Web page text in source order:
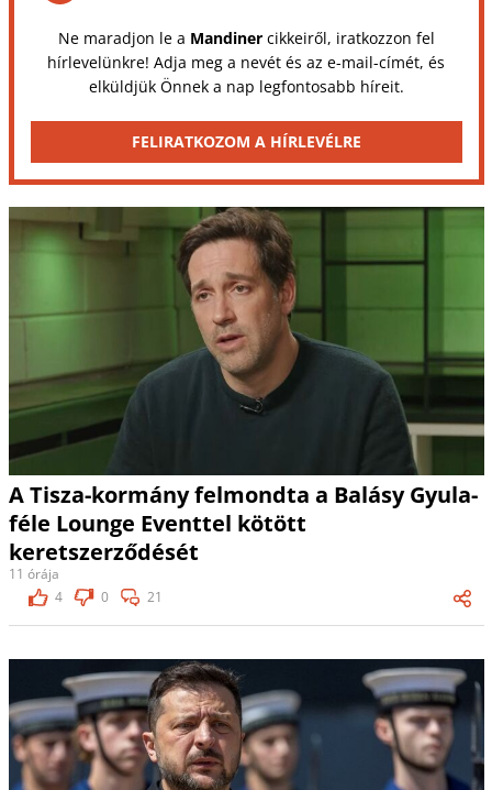
Ne maradjon le a Mandinercikkeiről, iratkozzon fel
hírlevelünkre! Adja meg a nevét és az e-mail-címét, és
elküldjük Önnek a nap legfontosabb híreit.
FELIRATKOZOM A HÍRLEVÉLRE
A Tisza-kormány felmondta a Balásy Gyula-
féle Lounge Eventtel kötött
keretszerződését
11 órája
4
0 21